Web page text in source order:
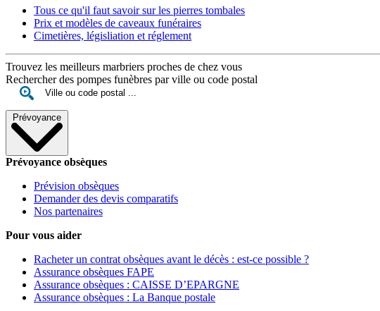
Tous ce qu'il faut savoir sur les pierres tombales
Prix et modèles de caveaux funéraires
Cimetières, législiation et réglement
Trouvez les meilleurs marbriers proches de chez vous
Rechercher des pompes funèbres par ville ou code postal
Prévoyance
Prévoyance obsèques
Prévision obsèques
Demander des devis comparatifs
Nos partenaires
Pour vous aider
Racheter un contrat obsèques avant le décès : est-ce possible ?
Assurance obsèques FAPE
Assurance obsèques : CAISSE D’EPARGNE
Assurance obsèques : La Banque postale